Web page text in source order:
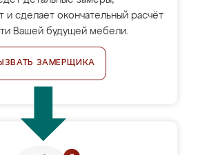
и сделает окончательный расчёт
Вашей будущей мебели.
ЗАМЕРЩИКА